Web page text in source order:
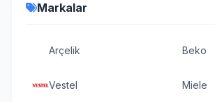
Markalar
Arçelik Beko
Vestel Miele